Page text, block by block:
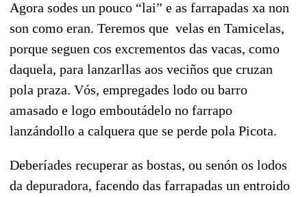
Agora sodes un pouco “lai” e as farrapadas xa non
son como eran. Teremos que velas en Tamicelas,
porque seguen cos excrementos das vacas, como
daquela, para lanzarllas aos veciños que cruzan
pola praza. Vós, empregades lodo ou barro
amasado e logo emboutádelo no farrapo
lanzándollo a calquera que se perde pola Picota.
Deberíades recuperar as bostas, ou senón os lodos
da depuradora, facendo das farrapadas un entroido